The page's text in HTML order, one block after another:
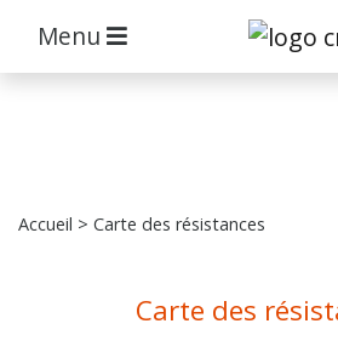
Menu
Accueil > Carte des résistances
Carte des